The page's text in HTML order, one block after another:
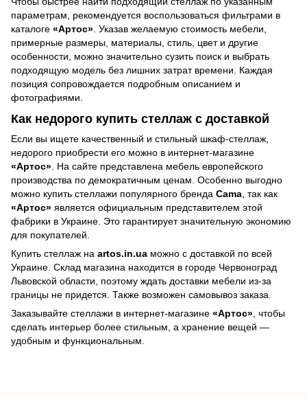
параметрам, рекомендуется воспользоваться фильтрами в
каталоге «Артос» . Указав желаемую стоимость мебели,
примерные размеры, материалы, стиль, цвет и другие
особенности, можно значительно сузить поиск и выбрать
подходящую модель без лишних затрат времени. Каждая
позиция сопровождается подробным описанием и
фотографиями.
Как недорого купить стеллаж с доставкой
Если вы ищете качественный и стильный шкаф-стеллаж,
недорого приобрести его можно в интернет-магазине
«Артос». На сайте представлена мебель европейского
производства по демократичным ценам. Особенно выгодно
можно купить стеллажи популярного бренда Cama, так как
«Артос» является официальным представителем этой
фабрики в Украине. Это гарантирует значительную экономию
для покупателей.
Купить стеллаж на artos.in.ua можно с доставкой по всей
Украине. Склад магазина находится в городе Червоноград
Львовской области, поэтому ждать доставки мебели из-за
границы не придется. Также возможен самовывоз заказа.
Заказывайте стеллажи в интернет-магазине «Артос», чтобы
сделать интерьер более стильным, а хранение вещей —
удобным и функциональным.